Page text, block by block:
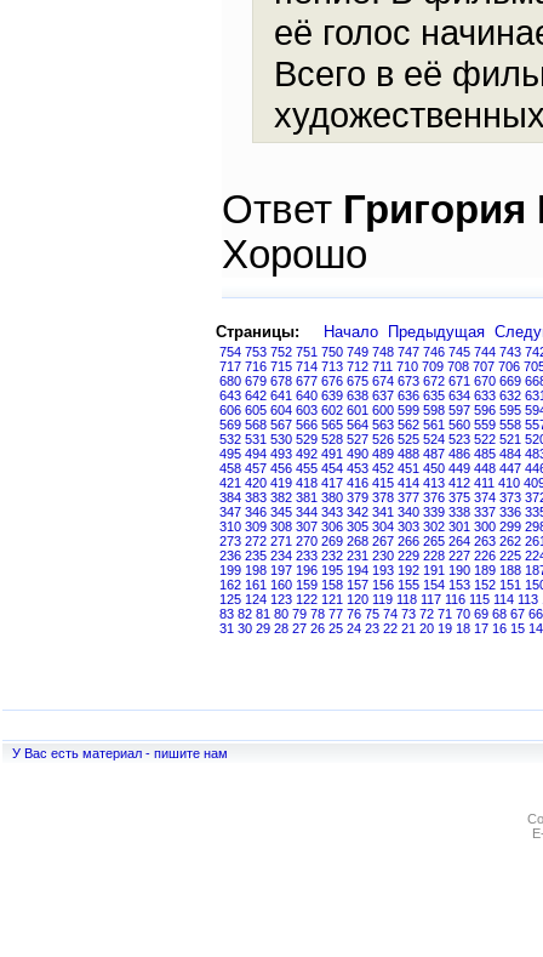
её голос
Всего в её
Ответ
Хорошо
Страницы: Начало Предыдущая
754 753 752 751 750 749 748 747 746 745 744 743
717 716 715 714 713 712 711 710 709 708 707 706
680 679 678 677 676 675 674 673 672 671 670 669
643 642 641 640 639 638 637 636 635 634 633 632
606 605 604 603 602 601 600 599 598 597 596 595
569 568 567 566 565 564 563 562 561 560 559 558
532 531 530 529 528 527 526 525 524 523 522 521
495 494 493 492 491 490 489 488 487 486 485 484
458 457 456 455 454 453 452 451 450 449 448 447
421 420 419 418 417 416 415 414 413 412 411 410
384 383 382 381 380 379 378 377 376 375 374 373
347 346 345 344 343 342 341 340 339 338 337 336
310 309 308 307 306 305 304 303 302 301 300 299
273 272 271 270 269 268 267 266 265 264 263 262
236 235 234 233 232 231 230 229 228 227 226 225
199 198 197 196 195 194 193 192 191 190 189 188
162 161 160 159 158 157 156 155 154 153 152 151
125 124 123 122 121 120 119 118 117 116 115 114 113
83 82 81 80 79 78 77 76 75 74 73 72 71 70 69 68 67 66
31 30 29 28 27 26 25 24 23 22 21 20 19 18 17 16 15 14
У Вас есть материал - пишите нам